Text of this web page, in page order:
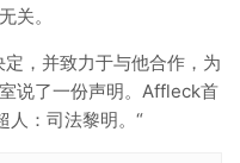
关。
，并致力于与他合作，为
说了一份声明。Affleck首
人：司法黎明。“